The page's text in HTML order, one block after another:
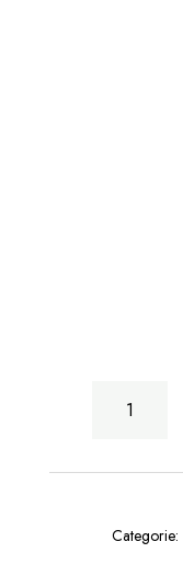
Araba
per
con
Categorie: